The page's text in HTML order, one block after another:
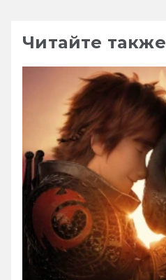
Читайте также